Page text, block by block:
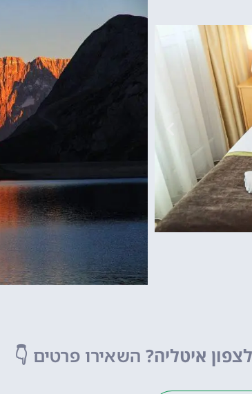
לחצו פה! איטליה? השאירו פרטים 👇